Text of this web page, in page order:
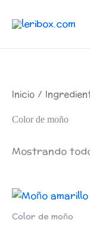
Inicio/
Color de moño
Mostrando
Color de moño